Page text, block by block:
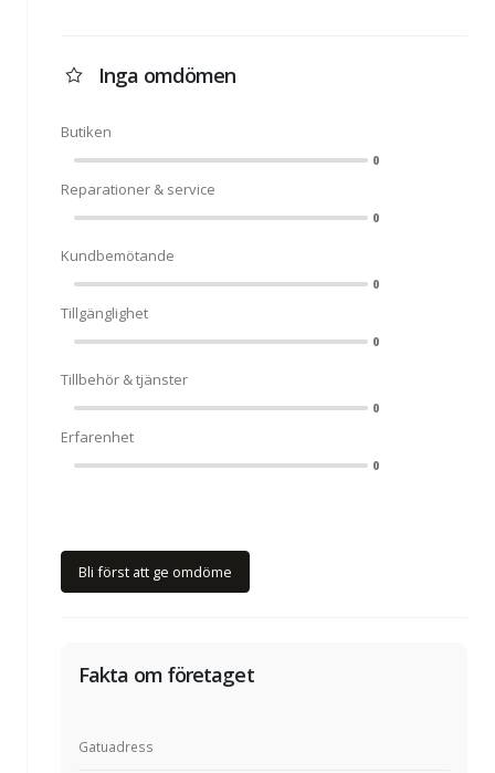
Inga omdömen
Butiken
0
Reparationer & service
0
Kundbemötande
0
Tillgänglighet
0
Tillbehör & tjänster
0
Erfarenhet
0
Bli först att ge omdöme
Fakta om företaget
Gatuadress